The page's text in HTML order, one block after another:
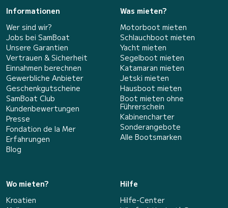
Informationen
Wer sind wir?
Jobs bei SamBoat
Unsere Garantien
Vertrauen & Sicherheit
Einnahmen berechnen
Gewerbliche Anbieter
Geschenkgutscheine
SamBoat Club
Kundenbewertungen
Presse
Fondation de la Mer
Erfahrungen
Blog
Was mieten?
Motorboot mieten
Schlauchboot mieten
Yacht mieten
Segelboot mieten
Katamaran mieten
Jetski mieten
Hausboot mieten
Boot mieten ohne
Führerschein
Kabinencharter
Sonderangebote
Alle Bootsmarken
Wo mieten?
Kroatien
Hilfe
Hilfe-Center